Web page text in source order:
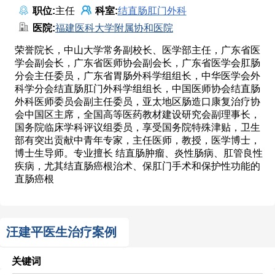
职位:主任 科室:结直肠肛门外科
医院:福建医科大学附属协和医院
荣誉院长，中山大学常务副校长、医学部主任，广东省医
学会副会长，广东省医师协会副会长，广东省医学会肛肠
分会主任委员，广东省胃肠外科学组组长，中华医学会外
科学分会结直肠肛门外科学组组长，中国医师协会结直肠
外科医师委员会副主任委员，亚太地区肠造口康复治疗协
会中国区主席，全国高等医药教材建设研究会副理事长，
国务院临床学科评议组委员，享受国务院特殊津贴，卫生
部有突出贡献中青年专家，主任医师，教授，医学博士，
博士生导师。专业擅长 结直肠肿瘤、炎性肠病、肛管良性
疾病，尤其结直肠癌根治术、保肛门手术和保护性功能的
直肠癌根
汪建平医生治疗案例
关键词